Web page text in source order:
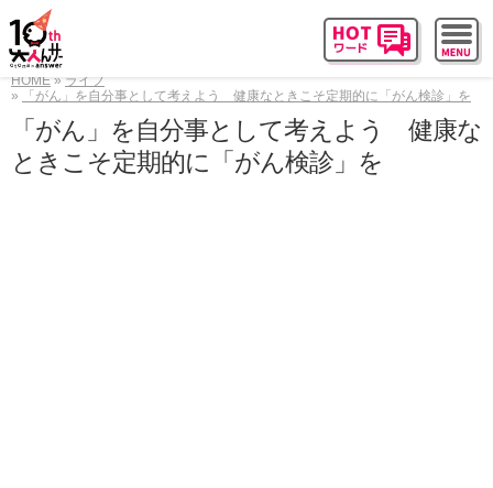
HOME
ライフ
「がん」を自分事として考えよう 健康なときこそ定期的に「がん検診」を
「がん」を自分事として考えよう 健康な
ときこそ定期的に「がん検診」を